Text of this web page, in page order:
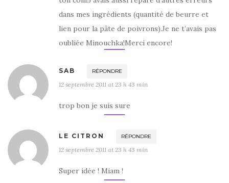
dans mes ingrédients (quantité de beurre et
lien pour la pâte de poivrons).Je ne t’avais pas
oubliée Minouchka!Merci encore!
SAB RÉPONDRE
12 septembre 2011 at 23 h 43 min
trop bon je suis sure
LE CITRON RÉPONDRE
12 septembre 2011 at 23 h 43 min
Super idée ! Miam !